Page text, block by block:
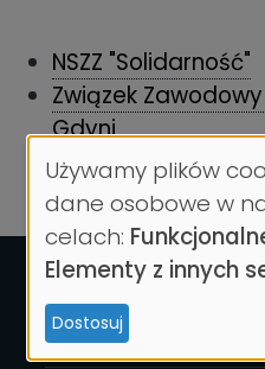
NSZZ "Solidarność"
Związek
Gdyni
Wykorzystanie
danych
osobowych
i
ciasteczek
Używamy plików
dane osobowe w
celach:
Elementy z innych
Dostosuj